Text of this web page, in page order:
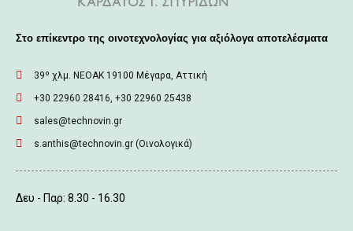
Στο επίκεντρο της οινοτεχνολογίας για αξιόλογα αποτελέσματα
39º χλμ. ΝΕΟΑΚ 19100 Mέγαρα, Αττική
+30 22960 28416, +30 22960 25438
sales@technovin.gr
s.anthis@technovin.gr (Οινολογικά)
Δευ - Παρ: 8.30 - 16.30